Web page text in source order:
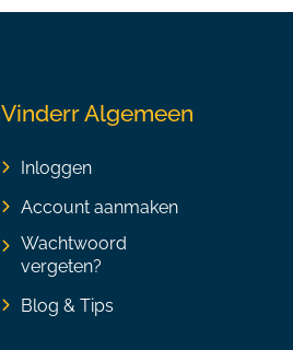
Vinderr Algemeen
Inloggen
Account aanmaken
Wachtwoord
vergeten?
Blog & Tips